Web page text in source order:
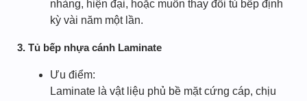
nhàng, hiện đại, hoặc muốn thay đổi tủ bếp định
kỳ vài năm một lần.
3. Tủ bếp nhựa cánh Laminate
Ưu điểm:
Laminate là vật liệu phủ bề mặt cứng cáp, chịu